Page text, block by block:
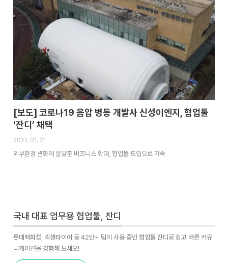
[보도] 코로나19 음압 병동 개발사 신성이엔지, 협업툴
‘잔디’ 채택
2021. 01. 21
외부환경 변화에 발맞춘 비즈니스 확대, 협업툴 도입으로 가속
국내 대표 업무용 협업툴, 잔디
롯데백화점, 넥센타이어 등 42만+ 팀이 사용 중인 협업툴 잔디로 쉽고 빠른 커뮤
니케이션을 경험해 보세요!